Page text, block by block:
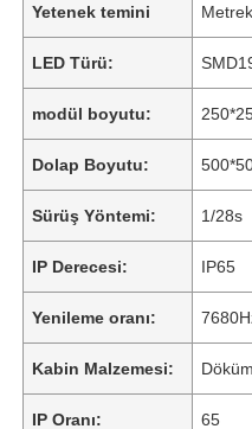
Yetenek temini
LED Türü:
modül boyutu:
Dolap Boyutu:
Sürüş Yöntemi: 1/28s
IP Derecesi: IP65
Yenileme oranı:
Kabin Malzemesi:
IP Oranı: 65